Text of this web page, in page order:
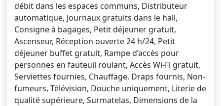
débit dans les espaces communs, Distributeur
automatique, Journaux gratuits dans le hall,
Consigne à bagages, Petit déjeuner gratuit,
Ascenseur, Réception ouverte 24 h/24, Petit
déjeuner buffet gratuit, Rampe d’accès pour
personnes en fauteuil roulant, Accès Wi-Fi gratuit,
Serviettes fournies, Chauffage, Draps fournis, Non-
fumeurs, Télévision, Douche uniquement, Literie de
qualité supérieure, Surmatelas, Dimensions de la